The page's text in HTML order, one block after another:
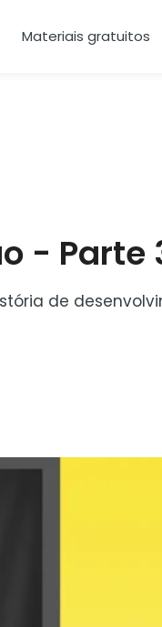
Materiais gratuitos
- Parte
de